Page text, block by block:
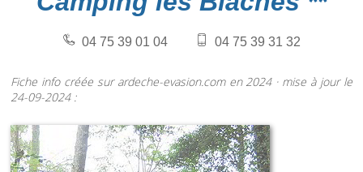
04 75 39 01 04 04 75 39 31 32
Fiche info créée sur ardeche-evasion.com en 2024 · mise à jour le
24-09-2024 :